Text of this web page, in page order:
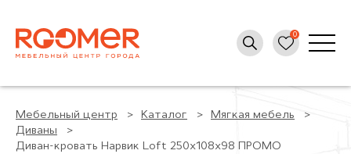
Мебельный центр Каталог
Мягкая мебель
Диваны
Диван-кровать Нарвик Loft 250x108x98 ПРОМО